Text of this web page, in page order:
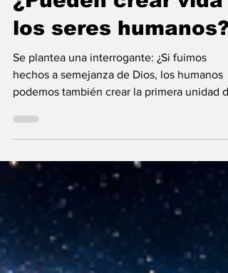
Maria Mercedes y Vladimir Gessen
10 min de lectura
¿Pueden crear vida
los seres humanos?
hechos a semejanza de Dios, los humanos
podemos también crear la primera unidad
la existencia?... “SpudCell”, una célula
sintética desarrollada en laboratorio abre
nueva era científica que desafía nuestras
ideas sobre la creación... ¿Podemos crear
biológica? Durante siglos creímos que la
mayor aspiración de la inteligencia humana
consistía en comprender la vida. Hoy